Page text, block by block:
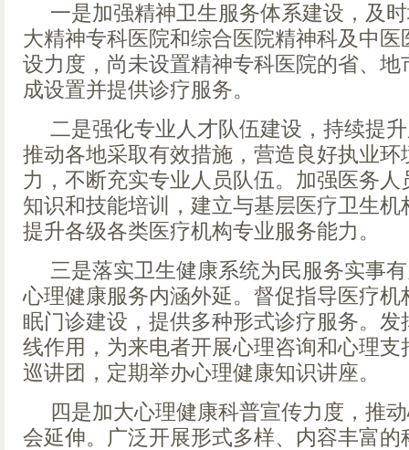
一是加强精神卫生服务体系建设，及
大精神专科医院和综合医院精神科及中
设力度，尚未设置精神专科医院的省、地
成设置并提供诊疗服务。
二是强化专业人才队伍建设，持续提
推动各地采取有效措施，营造良好执业环
力，不断充实专业人员队伍。加强医务
知识和技能培训，建立与基层医疗卫生
提升各级各类医疗机构专业服务能力。
三是落实卫生健康系统为民服务实事
心理健康服务内涵外延。督促指导医疗
眠门诊建设，提供多种形式诊疗服务。发
线作用，为来电者开展心理咨询和心理
巡讲团，定期举办心理健康知识讲座。
四是加大心理健康科普宣传力度，推
会延伸。广泛开展形式多样、内容丰富